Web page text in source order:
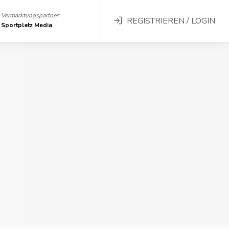
Vermarktungspartner:
Sportplatz Media
REGISTRIEREN / LOGIN